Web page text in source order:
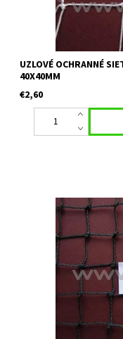
UZLOVÉ OCHRANNÉ
40X40MM
€2,60
Uzlová ochranná sieť z
ako deliace siete,
Materiál: Polyetylén